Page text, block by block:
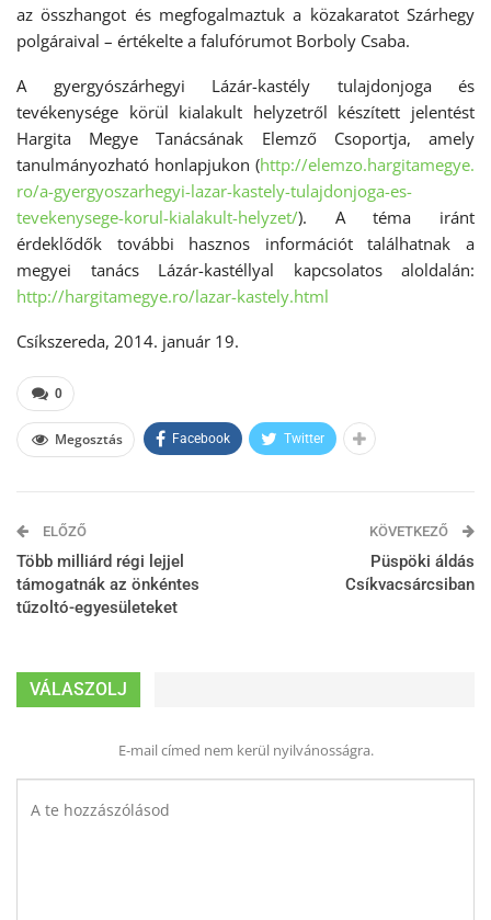
az összhangot és megfogalmaztuk a közakaratot Szárhegy
polgáraival – értékelte a falufórumot Borboly Csaba.
A gyergyószárhegyi Lázár-kastély tulajdonjoga és
tevékenysége körül kialakult helyzetről készített jelentést
Hargita Megye Tanácsának Elemző Csoportja, amely
tanulmányozható honlapjukon (http://elemzo.hargitamegye.
ro/a-gyergyoszarhegyi-lazar-kastely-tulajdonjoga-es-
tevekenysege-korul-kialakult-helyzet/). A téma iránt
érdeklődők további hasznos információt találhatnak a
megyei tanács Lázár-kastéllyal kapcsolatos aloldalán:
http://hargitamegye.ro/lazar-kastely.html
Csíkszereda, 2014. január 19.
0
Megosztás Facebook Twitter
ELŐZŐ
Több milliárd régi lejjel
támogatnák az önkéntes
tűzoltó-egyesületeket
KÖVETKEZŐ
Püspöki áldás
Csíkvacsárcsiban
VÁLASZOLJ
E-mail címed nem kerül nyilvánosságra.